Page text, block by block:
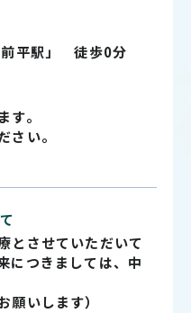
前平駅」 徒歩0分
す。
さい。
とさせていただいて
につきましては、中
願いします）